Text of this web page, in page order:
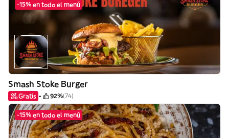
-15% en todo el menú
Smash Stoke Burger
Gratis 92%(74)
-15% en todo el menú